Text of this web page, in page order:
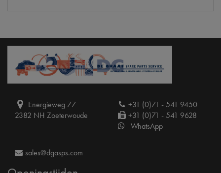
Energieweg 77
2382 NH Zoeterwoude
+31 (0)71 - 541 9450
+31 (0)71 - 541 9628
WhatsApp
sales@dgasps.com